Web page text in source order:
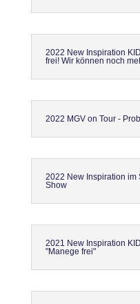
2022 New Inspiration
frei! Wir können noch
2022 MGV on Tour -
2022 New Inspiration im
Show
2021 New Inspiration
"Manege frei"